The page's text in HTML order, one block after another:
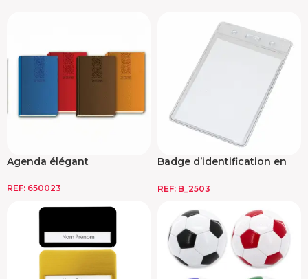
Agenda élégant
REF: 650023
Badge d’identification en
REF: B_2503